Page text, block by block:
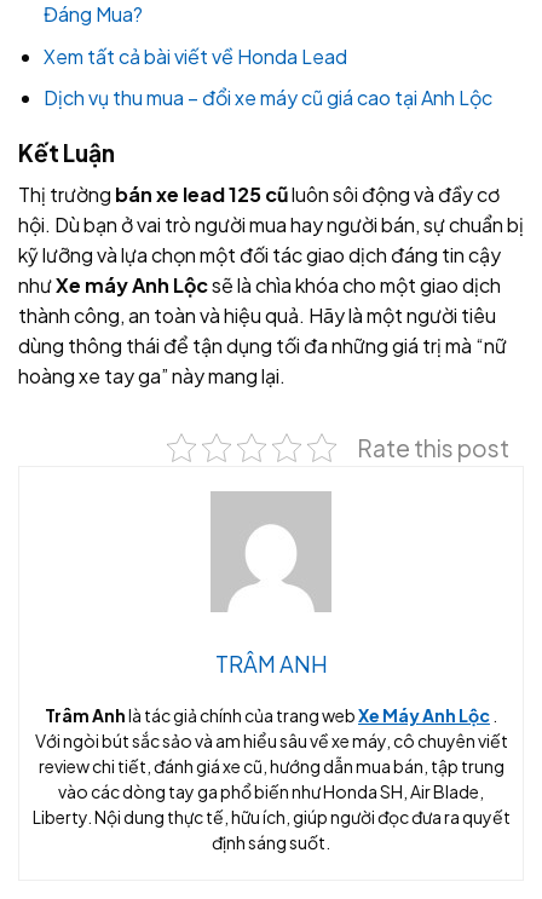
Đáng Mua?
Xem tất cả bài viết về Honda Lead
Dịch vụ thu mua – đổi xe máy cũ giá cao tại Anh Lộc
Kết Luận
Thị trường bán xe lead 125 cũluôn sôi động và đầy cơ
hội. Dù bạn ở vai trò người mua hay người bán, sự chuẩn bị
kỹ lưỡng và lựa chọn một đối tác giao dịch đáng tin cậy
nhưXe máy Anh Lộcsẽ là chìa khóa cho một giao dịch
thành công, an toàn và hiệu quả. Hãy là một người tiêu
dùng thông thái để tận dụng tối đa những giá trị mà “nữ
hoàng xe tay ga” này mang lại.
Rate this post
TRÂM ANH
Trâm Anhlà tác giả chính của trang webXe Máy Anh Lộc
Với ngòi bút sắc sảo và am hiểu sâu về xe máy, cô chuyên viết
review chi tiết, đánh giá xe cũ, hướng dẫn mua bán, tập trung
vào các dòng tay ga phổ biến như Honda SH, Air Blade,
Liberty. Nội dung thực tế, hữu ích, giúp người đọc đưa ra quyết
định sáng suốt.